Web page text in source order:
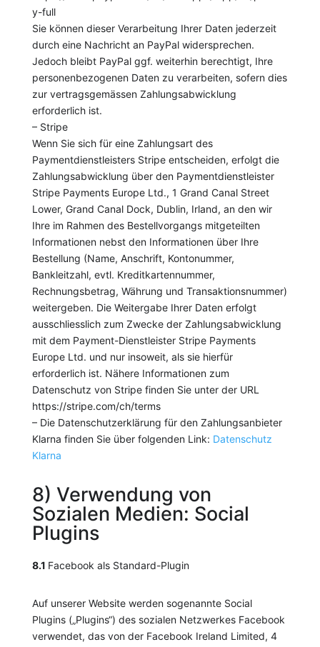
y-full
Sie können dieser Verarbeitung Ihrer Daten jederzeit
durch eine Nachricht an PayPal widersprechen.
Jedoch bleibt PayPal ggf. weiterhin berechtigt, Ihre
personenbezogenen Daten zu verarbeiten, sofern dies
zur vertragsgemässen Zahlungsabwicklung
erforderlich ist.
– Stripe
Wenn Sie sich für eine Zahlungsart des
Paymentdienstleisters Stripe entscheiden, erfolgt die
Zahlungsabwicklung über den Paymentdienstleister
Stripe Payments Europe Ltd., 1 Grand Canal Street
Lower, Grand Canal Dock, Dublin, Irland, an den wir
Ihre im Rahmen des Bestellvorgangs mitgeteilten
Informationen nebst den Informationen über Ihre
Bestellung (Name, Anschrift, Kontonummer,
Bankleitzahl, evtl. Kreditkartennummer,
Rechnungsbetrag, Währung und Transaktionsnummer)
weitergeben. Die Weitergabe Ihrer Daten erfolgt
ausschliesslich zum Zwecke der Zahlungsabwicklung
mit dem Payment-Dienstleister Stripe Payments
Europe Ltd. und nur insoweit, als sie hierfür
erforderlich ist. Nähere Informationen zum
Datenschutz von Stripe finden Sie unter der URL
https://stripe.com/ch/terms
– Die Datenschutzerklärung für den Zahlungsanbieter
Klarna finden Sie über folgenden Link: Datenschutz
Klarna
8) Verwendung von
Sozialen Medien: Social
Plugins
8.1 Facebook als Standard-Plugin
Auf unserer Website werden sogenannte Social
Plugins („Plugins“) des sozialen Netzwerkes Facebook
verwendet, das von der Facebook Ireland Limited, 4